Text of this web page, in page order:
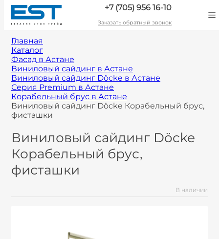
+7 (705) 956 16-10
Заказать обратный звонок
Главная
Каталог
Фасад в Астане
Виниловый сайдинг в Астане
Виниловый сайдинг Döcke в Астане
Серия Premium в Астане
Корабельный брус в Астане
Виниловый сайдинг Döcke Корабельный брус,
фисташки
Виниловый сайдинг Döcke
Корабельный брус,
фисташки
В наличии